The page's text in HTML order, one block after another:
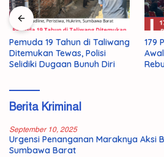
Pemuda 19 Tahun di Taliwang
Ditemukan Tewas, Polisi
Selidiki Dugaan Bunuh Diri
179
Berita Kriminal
September 10, 2025
Urgensi Penanganan Maraknya Aksi
Sumbawa Barat